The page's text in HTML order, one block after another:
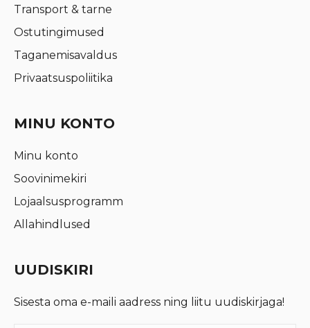
Transport & tarne
Ostutingimused
Taganemisavaldus
Privaatsuspoliitika
MINU KONTO
Minu konto
Soovinimekiri
Lojaalsusprogramm
Allahindlused
UUDISKIRI
Sisesta oma e-maili aadress ning liitu uudiskirjaga!